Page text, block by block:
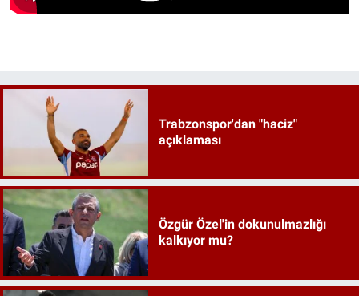
Trabzonspor'dan "haciz"
açıklaması
Özgür Özel'in dokunulmazlığı
kalkıyor mu?